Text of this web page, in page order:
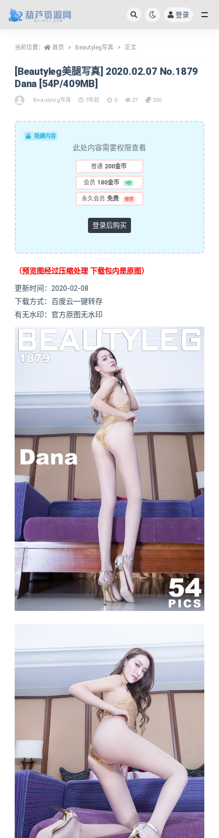
登录
当前位置： 首页 Beautyleg写真 正文
[Beautyleg美腿写真] 2020.02.07 No.1879
Dana [54P/409MB]
Beautyleg写真 7年前 0 27 200
隐藏内容
此处内容需要权限查看
普通 200金币
会员 180金币 9折
永久会员 免费 推荐
登录后购买
（预览图经过压缩处理 下载包内是原图）
更新时间：2020-02-08
下载方式：百度云一键转存
有无水印：官方原图无水印